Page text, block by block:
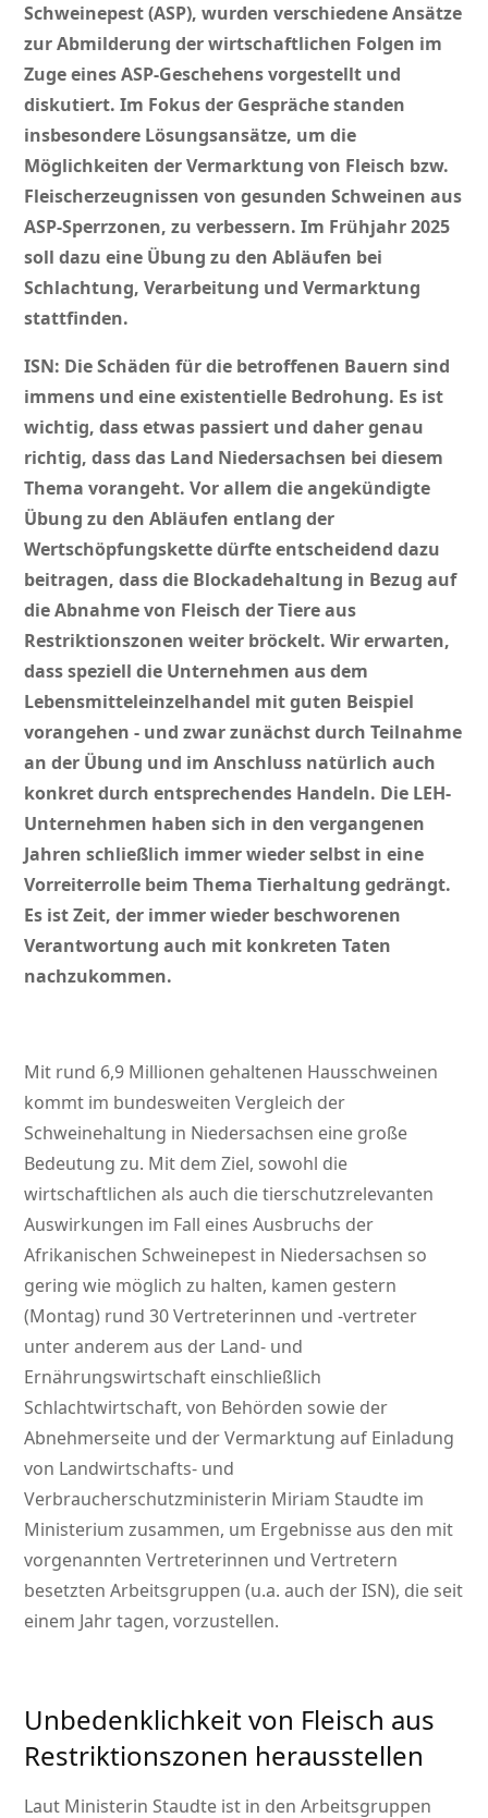
Schweinepest (ASP), wurden verschiedene Ansätze
zur Abmilderung der wirtschaftlichen Folgen im
Zuge eines ASP-Geschehens vorgestellt und
diskutiert. Im Fokus der Gespräche standen
insbesondere Lösungsansätze, um die
Möglichkeiten der Vermarktung von Fleisch bzw.
Fleischerzeugnissen von gesunden Schweinen aus
ASP-Sperrzonen, zu verbessern. Im Frühjahr 2025
soll dazu eine Übung zu den Abläufen bei
Schlachtung, Verarbeitung und Vermarktung
stattfinden.
ISN: Die Schäden für die betroffenen Bauern sind
immens und eine existentielle Bedrohung. Es ist
wichtig, dass etwas passiert und daher genau
richtig, dass das Land Niedersachsen bei diesem
Thema vorangeht. Vor allem die angekündigte
Übung zu den Abläufen entlang der
Wertschöpfungskette dürfte entscheidend dazu
beitragen, dass die Blockadehaltung in Bezug auf
die Abnahme von Fleisch der Tiere aus
Restriktionszonen weiter bröckelt. Wir erwarten,
dass speziell die Unternehmen aus dem
Lebensmitteleinzelhandel mit guten Beispiel
vorangehen - und zwar zunächst durch Teilnahme
an der Übung und im Anschluss natürlich auch
konkret durch entsprechendes Handeln. Die LEH-
Unternehmen haben sich in den vergangenen
Jahren schließlich immer wieder selbst in eine
Vorreiterrolle beim Thema Tierhaltung gedrängt.
Es ist Zeit, der immer wieder beschworenen
Verantwortung auch mit konkreten Taten
nachzukommen.
Mit rund 6,9 Millionen gehaltenen Hausschweinen
kommt im bundesweiten Vergleich der
Schweinehaltung in Niedersachsen eine große
Bedeutung zu. Mit dem Ziel, sowohl die
wirtschaftlichen als auch die tierschutzrelevanten
Auswirkungen im Fall eines Ausbruchs der
Afrikanischen Schweinepest in Niedersachsen so
gering wie möglich zu halten, kamen gestern
(Montag) rund 30 Vertreterinnen und -vertreter
unter anderem aus der Land- und
Ernährungswirtschaft einschließlich
Schlachtwirtschaft, von Behörden sowie der
Abnehmerseite und der Vermarktung auf Einladung
von Landwirtschafts- und
Verbraucherschutzministerin Miriam Staudte im
Ministerium zusammen, um Ergebnisse aus den mit
vorgenannten Vertreterinnen und Vertretern
besetzten Arbeitsgruppen (u.a. auch der ISN), die seit
einem Jahr tagen, vorzustellen.
Unbedenklichkeit von Fleisch aus
Restriktionszonen herausstellen
Laut Ministerin Staudte ist in den Arbeitsgruppen